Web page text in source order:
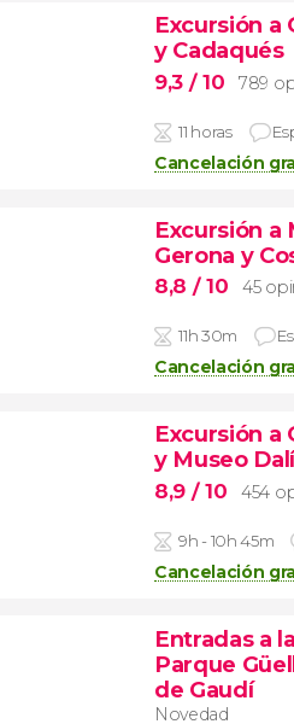
Excursión a
y Cadaqués
9,3 / 10 789
11 horas
Cancelación
Excursión a
Gerona y
8,8 / 10 45
11h 30m
Cancelación
Excursión a
y Museo
8,9 / 10 454
9h - 10h 45m
Cancelación
Entradas a
Parque
de Gaudí
Novedad